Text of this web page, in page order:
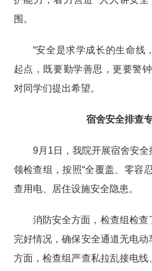
围。
“安全是求学成长的生命线
起点，既要勤学善思，更要警
对同学们提出希望。
宿舍安全排查
9月1日，我院开展宿舍安
领检查组，按照“全覆盖、零容
查用电、居住设施安全隐患。
消防安全方面，检查组检
完好情况，确保安全通道无电
方面，检查组严查私拉乱接电